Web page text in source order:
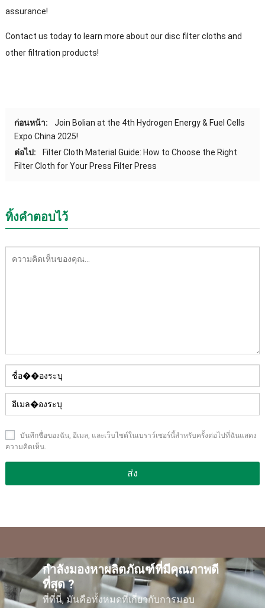
assurance!
Contact us today to learn more about our disc filter cloths and
other filtration products!
ก่อนหน้า: Join Bolian at the 4th Hydrogen Energy& Fuel Cells
Expo China 2025!
ต่อไป:
Filter Cloth Material Guide: How to Choose the Right
Filter Cloth for Your Press Filter Press
ทิ้งคำตอบไว้
บันทึกชื่อของฉัน, อีเมล, และเว็บไซต์ในเบราว์เซอร์นี้สําหรับครั้งต่อไปที่ฉันแสดง
ความคิดเห็น.
กําลังมองหาผลิตภัณฑ์ที่มีคุณภาพดี
ที่สุด ?
ที่ที่นี่, มันคือทั้งหมดที่เกี่ยวกับการมอบ